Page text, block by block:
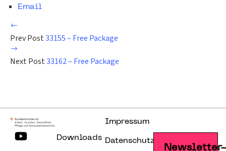
Email
Prev Post33155 – Free Package
Next Post33162 – Free Package
Downloads
Impressum
Datenschutzerklärung